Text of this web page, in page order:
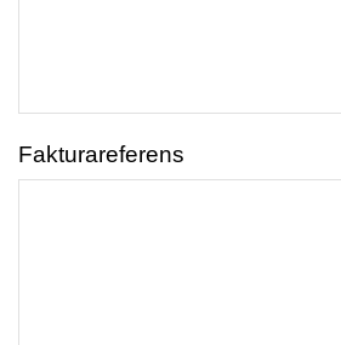
Fakturareferens